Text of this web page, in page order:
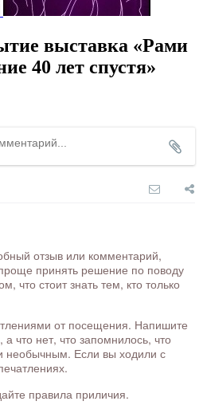
выставка «Рами
40 лет спустя»
отзыв или комментарий,
принять решение по поводу
что стоит знать тем, кто только
от посещения. Напишите
что нет, что запомнилось, что
необычным. Если вы ходили с
правила приличия.